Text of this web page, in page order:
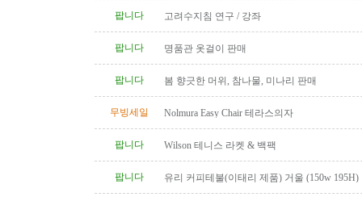
팝니다 고려수지침 연구 / 강좌
팝니다 명품관 옷걸이 판매
팝니다 봄 향긋한 머위, 참나물, 미나리 판매
무빙세일 Nolmura Easy Chair 테라스의자
팝니다 Wilson 테니스 라켓 & 백팩
팝니다 유리 커피테불(이태리 제품) 거울 (150w 195H)